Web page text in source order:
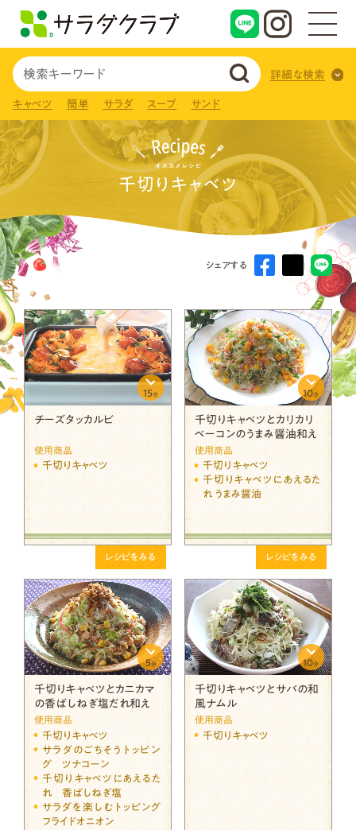
千切りキャベツ
詳細な検索
キャベツ 簡単 サラダ スープ サンド
シェアする
チーズタッカルビ
15分
使用商品
千切りキャベツ
レシピをみる
千切りキャベツとカリカリ
ベーコンのうまみ醤油和え
10分
使用商品
千切りキャベツ
千切りキャベツにあえるた
れ うまみ醤油
レシピをみる
千切りキャベツとカニカマ
の香ばしねぎ塩だれ和え
5分
使用商品
千切りキャベツ
サラダのごちそうトッピン
グ ツナコーン
千切りキャベツにあえるた
れ 香ばしねぎ塩
サラダを楽しむトッピング
フライドオニオン
千切りキャベツとサバの和
風ナムル
10分
使用商品
千切りキャベツ